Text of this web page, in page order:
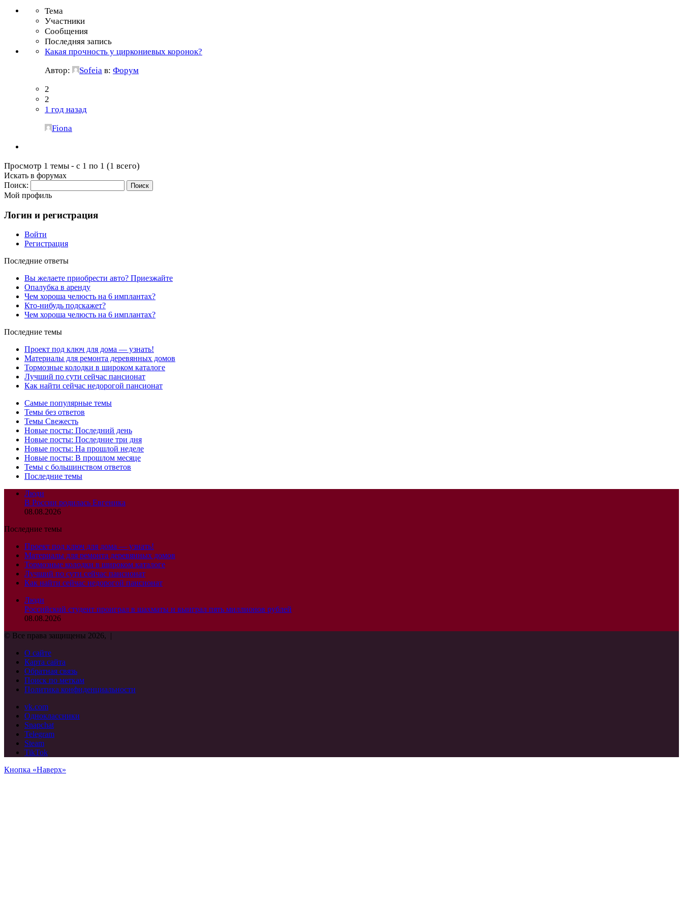
Тема
Участники
Сообщения
Последняя запись
Какая прочность у циркониевых коронок?
Автор:
Sofeia в: Форум
2
2
1 год назад
Fiona
Просмотр 1 темы - с 1 по 1 (1 всего)
Искать в форумах
Поиск:
Мой профиль
Логин и регистрация
Войти
Регистрация
Последние ответы
Вы желаете приобрести авто? Приезжайте
Опалубка в аренду
Чем хороша челюсть на 6 имплантах?
Кто-нибудь подскажет?
Чем хороша челюсть на 6 имплантах?
Последние темы
Проект под ключ для дома — узнать!
Материалы для ремонта деревянных домов
Тормозные колодки в широком каталоге
Лучший по сути сейчас пансионат
Как найти сейчас недорогой пансионат
Самые популярные темы
Темы без ответов
Темы Свежесть
Новые посты: Последний день
Новые посты: Последние три дня
Новые посты: На прошлой неделе
Новые посты: В прошлом месяце
Темы с большинством ответов
Последние темы
Люди
В России родилась Евгеника
08.08.2026
Последние темы
Проект под ключ для дома — узнать!
Материалы для ремонта деревянных домов
Тормозные колодки в широком каталоге
Лучший по сути сейчас пансионат
Как найти сейчас недорогой пансионат
Люди
Российский студент проиграл в шахматы и выиграл пять миллионов рублей
08.08.2026
© Все права защищены 2026, |
О сайте
Карта сайта
Обратная связь
Поиск по меткам
Политика конфиденциальности
vk.com
Одноклассники
Snapchat
Telegram
Steam
TikTok
Кнопка «Наверх»